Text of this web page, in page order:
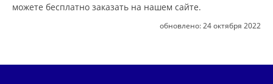
можете бесплатно заказать на нашем сайте.
обновлено: 24 октября 2022